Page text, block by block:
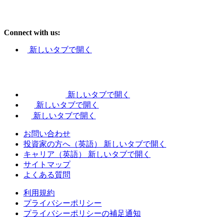
Connect with us:
新しいタブで開く
新しいタブで開く
新しいタブで開く
新しいタブで開く
お問い合わせ
投資家の方へ（英語）
新しいタブで開く
キャリア（英語）
新しいタブで開く
サイトマップ
よくある質問
利用規約
プライバシーポリシー
プライバシーポリシーの補足通知